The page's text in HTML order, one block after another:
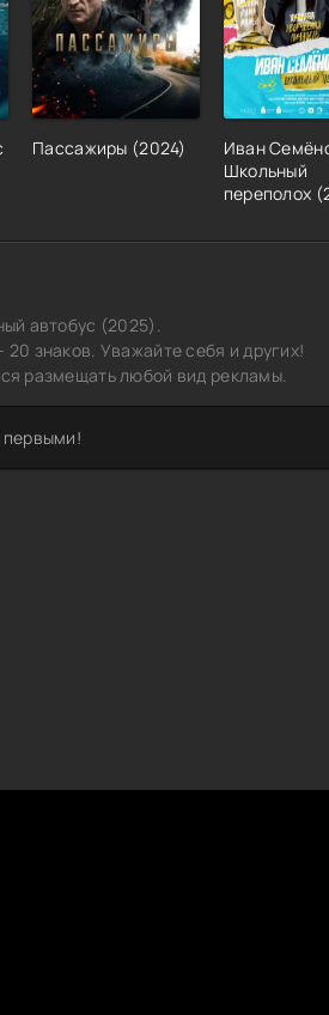
Пассажиры (2024)
Иван
Школьный
переполох
автобус (2025).
знаков. Уважайте себя и других!
размещать любой вид рекламы.
первыми!